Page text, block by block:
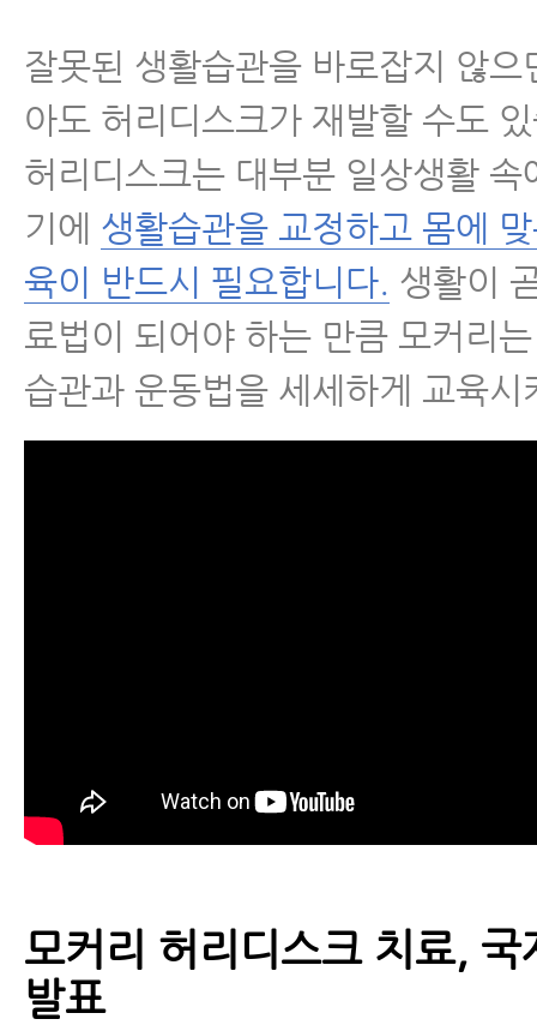
잘못된 생활습관을 바로잡지 않으
아도 허리디스크가 재발할 수도
허리디스크는 대부분 일상생활 속
기에 생활습관을 교정하고 몸에
육이 반드시 필요합니다. 생활이
료법이 되어야 하는 만큼 모커리
습관과 운동법을 세세하게 교육시
모커리 허리디스크 치료, 국
발표